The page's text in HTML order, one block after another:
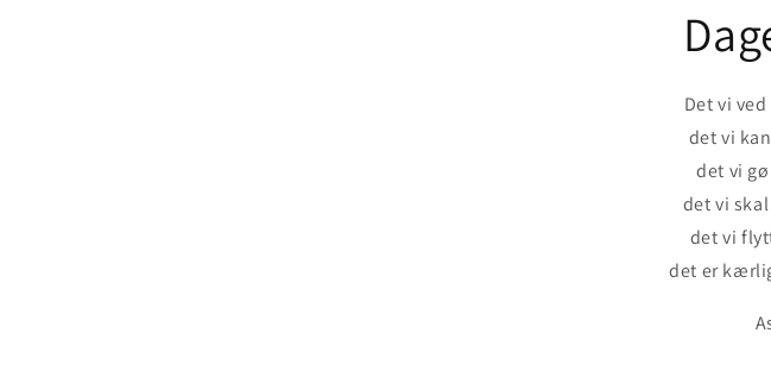
Det vi
det vi
det vi
det vi
det vi
det er